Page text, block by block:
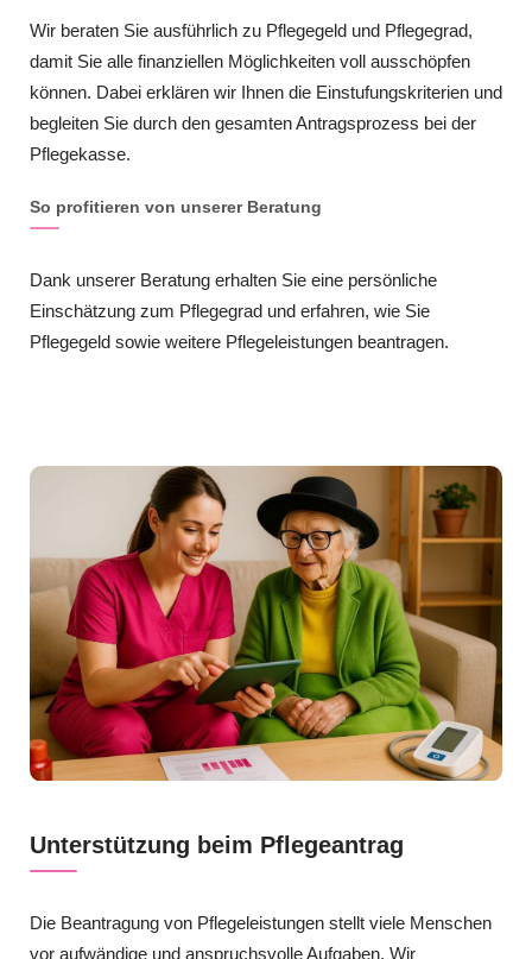
Wir beraten Sie ausführlich zu Pflegegeld und Pflegegrad,
damit Sie alle finanziellen Möglichkeiten voll ausschöpfen
können. Dabei erklären wir Ihnen die Einstufungskriterien und
begleiten Sie durch den gesamten Antragsprozess bei der
Pflegekasse.
So profitieren von unserer Beratung
Dank unserer Beratung erhalten Sie eine persönliche
Einschätzung zum Pflegegrad und erfahren, wie Sie
Pflegegeld sowie weitere Pflegeleistungen beantragen.
Unterstützung beim Pflegeantrag
Die Beantragung von Pflegeleistungen stellt viele Menschen
vor aufwändige und anspruchsvolle Aufgaben. Wir